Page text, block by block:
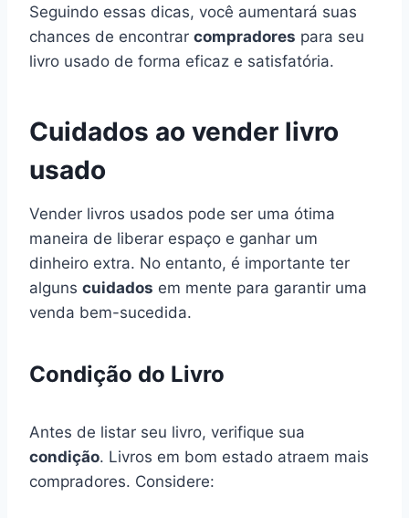
Seguindo essas dicas, você aumentará suas
chances de encontrar compradores para seu
livro usado de forma eficaz e satisfatória.
Cuidados ao vender livro
usado
Vender livros usados pode ser uma ótima
maneira de liberar espaço e ganhar um
dinheiro extra. No entanto, é importante ter
alguns cuidados em mente para garantir uma
venda bem-sucedida.
Condição do Livro
Antes de listar seu livro, verifique sua
condição. Livros em bom estado atraem mais
compradores. Considere: